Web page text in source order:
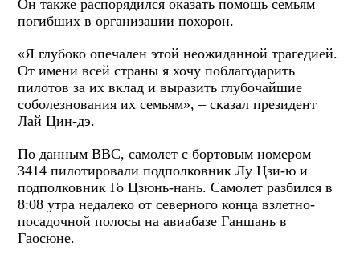
Он также распорядился оказать помощь семьям
погибших в организации похорон.
«Я глубоко опечален этой неожиданной трагедией.
От имени всей страны я хочу поблагодарить
пилотов за их вклад и выразить глубочайшие
соболезнования их семьям», – сказал президент
Лай Цин-дэ.
По данным ВВС, самолет с бортовым номером
3414 пилотировали подполковник Лу Цзи-ю и
подполковник Го Цзюнь-нань. Самолет разбился в
8:08 утра недалеко от северного конца взлетно-
посадочной полосы на авиабазе Ганшань в
Гаосюне.